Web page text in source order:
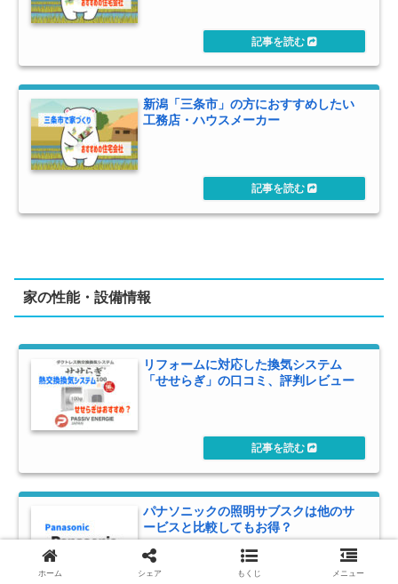
新潟「三条市」の方におすすめしたい
工務店・ハウスメーカー
家の性能・設備情報
リフォームに対応した換気システム
「せせらぎ」の口コミ、評判レビュー
パナソニックの照明サブスクは他のサ
ービスと比較してもお得？
ホーム シェア もくじ メニュー